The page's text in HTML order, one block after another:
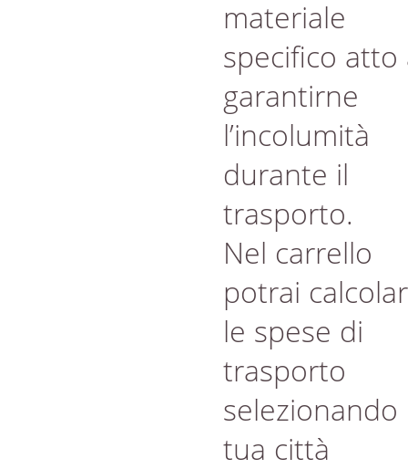
materiale
specifico atto
garantirne
l’incolumità
durante il
trasporto.
Nel carrello
potrai
le spese di
trasporto
selezionando
tua città